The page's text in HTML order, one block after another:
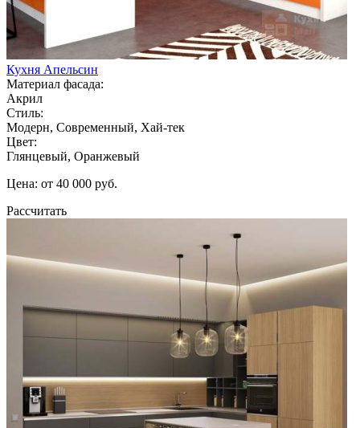
Кухня Апельсин
Материал фасада:
Акрил
Стиль:
Модерн, Современный, Хай-тек
Цвет:
Глянцевый, Оранжевый
Цена: от 40 000 руб.
Рассчитать